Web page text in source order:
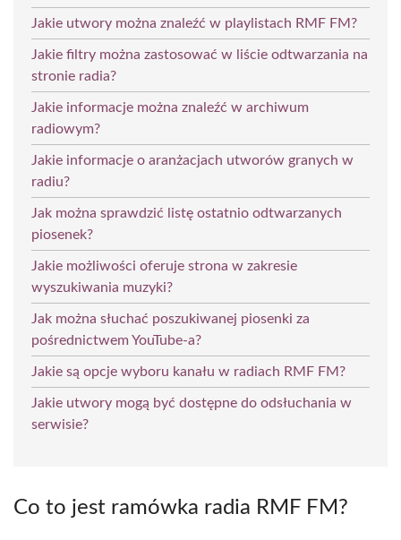
Jakie utwory można znaleźć w playlistach RMF FM?
Jakie filtry można zastosować w liście odtwarzania na
stronie radia?
Jakie informacje można znaleźć w archiwum
radiowym?
Jakie informacje o aranżacjach utworów granych w
radiu?
Jak można sprawdzić listę ostatnio odtwarzanych
piosenek?
Jakie możliwości oferuje strona w zakresie
wyszukiwania muzyki?
Jak można słuchać poszukiwanej piosenki za
pośrednictwem YouTube-a?
Jakie są opcje wyboru kanału w radiach RMF FM?
Jakie utwory mogą być dostępne do odsłuchania w
serwisie?
Co to jest ramówka radia RMF FM?